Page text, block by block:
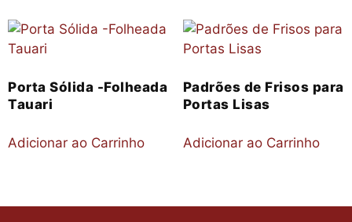
Porta Sólida -Folheada
Tauari
Adicionar ao Carrinho
Padrões de Frisos para
Portas Lisas
Adicionar ao Carrinho